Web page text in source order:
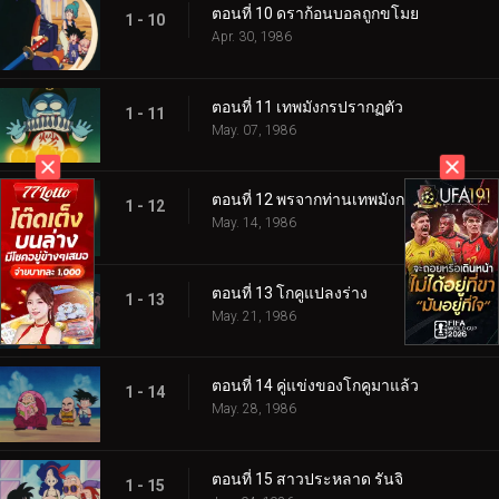
1 - 10 ตอนที่ 10 ดราก้อนบอลถูกขโมย
Apr. 30, 1986
1 - 11 ตอนที่ 11 เทพมังกรปรากฏตัว
May. 07, 1986
1 - 12 ตอนที่ 12 พรจากท่านเทพมังกร
May. 14, 1986
1 - 13 ตอนที่ 13 โกคูแปลงร่าง
May. 21, 1986
1 - 14 ตอนที่ 14 คู่แข่งของโกคูมาแล้ว
May. 28, 1986
1 - 15 ตอนที่ 15 สาวประหลาด รันจิ